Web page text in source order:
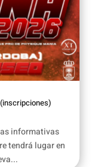
informativas
tendrá lugar en